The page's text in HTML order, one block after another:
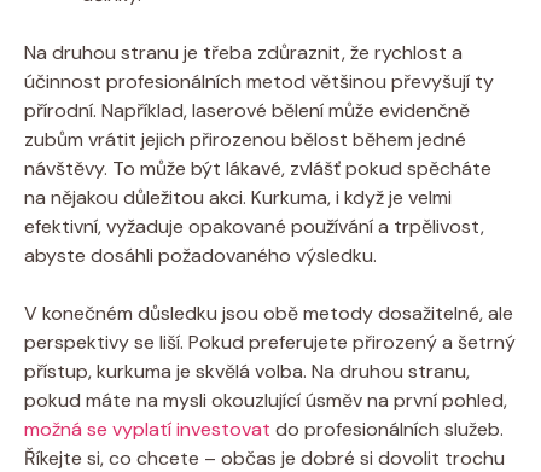
Na druhou stranu je třeba zdůraznit, že rychlost a
účinnost profesionálních metod většinou převyšují ty
přírodní. Například, laserové bělení může evidenčně
zubům vrátit jejich přirozenou bělost během jedné
návštěvy. To může být lákavé, zvlášť pokud spěcháte
na nějakou důležitou akci. Kurkuma, i když je velmi
efektivní, vyžaduje opakované používání a trpělivost,
abyste dosáhli požadovaného výsledku.
V konečném důsledku jsou obě metody dosažitelné, ale
perspektivy se liší. Pokud preferujete přirozený a šetrný
přístup, kurkuma je skvělá volba. Na druhou stranu,
pokud máte na mysli okouzlující úsměv na první pohled,
možná se vyplatí investovat do profesionálních služeb.
Říkejte si, co chcete – občas je dobré si dovolit trochu